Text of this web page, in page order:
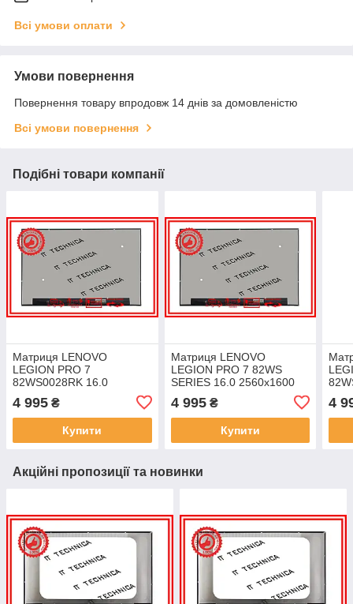
Всі умови оплати
Умови повернення
Повернення товару впродовж 14 днів за домовленістю
Всі умови повернення
Подібні товари компанії
Матриця LENOVO
LEGION PRO 7
82WS0028RK 16.0
100% DCI-P3 500 cd/m²
для ноутбука
4 995 ₴
Купити
Матриця LENOVO
LEGION PRO 7 82WS
SERIES 16.0 2560x1600
40pin 1.06B 100% DCI-P3
500 cd/m² для ноутбука
4 995₴
Купити
для
4
Акційні пропозиції та новинки